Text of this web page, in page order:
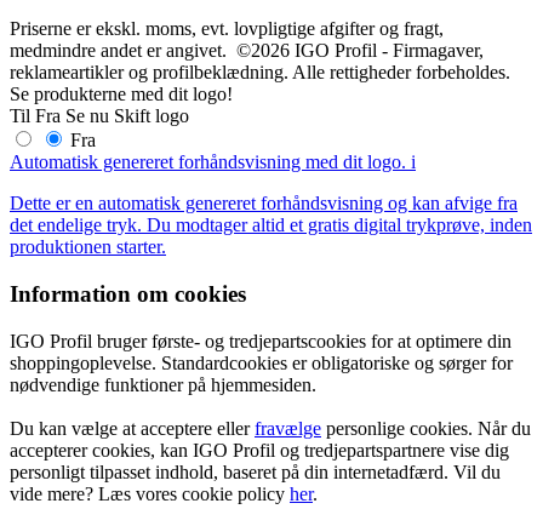
Priserne er ekskl. moms, evt. lovpligtige afgifter og fragt,
medmindre andet er angivet. ©2026 IGO Profil - Firmagaver,
reklameartikler og profilbeklædning. Alle rettigheder forbeholdes.
Se produkterne med dit logo!
Til Fra Se nu Skift logo
Fra
Automatisk genereret forhåndsvisning med dit logo. i
Dette er en automatisk genereret forhåndsvisning og kan afvige fra
det endelige tryk. Du modtager altid et gratis digital trykprøve, inden
produktionen starter.
Information om cookies
IGO Profil bruger første- og tredjepartscookies for at optimere din
shoppingoplevelse. Standardcookies er obligatoriske og sørger for
nødvendige funktioner på hjemmesiden.
Du kan vælge at acceptere ellerfravælge personlige cookies. Når du
accepterer cookies, kan IGO Profil og tredjepartspartnere vise dig
personligt tilpasset indhold, baseret på din internetadfærd. Vil du
vide mere? Læs vores cookie policy her.